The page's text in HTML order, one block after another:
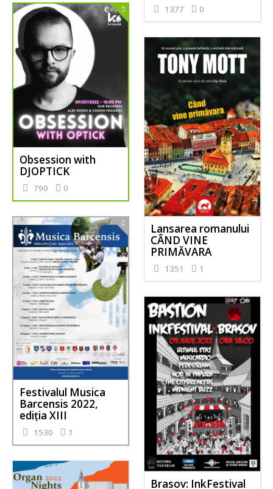
1377 0
Obsession with
DJOPTICK
790 0
Lansarea romanului
CÂND VINE
PRIMĂVARA
1351 1
Festivalul Musica
Barcensis 2022,
ediţia XIII
1530 1
Brasov: InkFestival